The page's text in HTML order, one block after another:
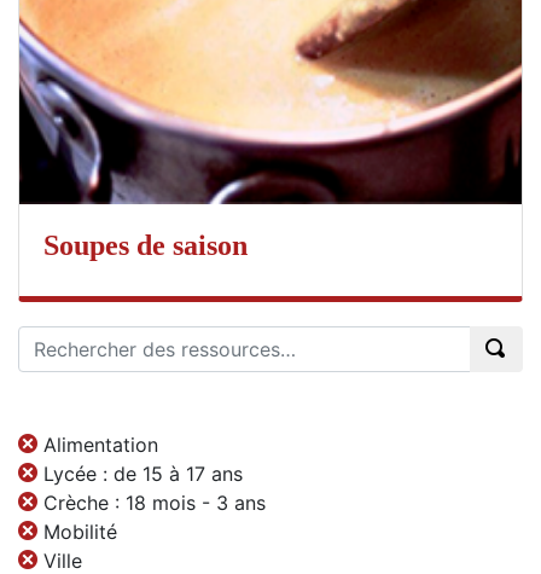
Soupes de saison
Alimentation
Lycée : de 15 à 17 ans
Crèche : 18 mois - 3 ans
Mobilité
Ville